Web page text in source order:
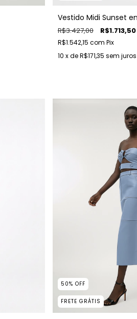
Vestido Midi Sunset
R$3.427,00 R$1.713,50
R$1.542,15 com Pix
10 x deR$171,35 sem juros
50% OFF
FRETE GRÁTIS